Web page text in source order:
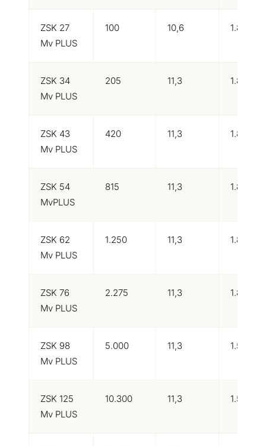
ZSK 27
Mv PLUS
100 10,6 1.800
ZSK 34
Mv PLUS
205 11,3 1.800
ZSK 43
Mv PLUS
420 11,3 1.800
ZSK 54
MvPLUS
815 11,3 1.800
ZSK 62
Mv PLUS
1.250 11,3 1.800
ZSK 76
Mv PLUS
2.275 11,3 1.800
ZSK 98
Mv PLUS
5.000 11,3 1.500
ZSK 125
Mv PLUS
10.300 11,3 1.500